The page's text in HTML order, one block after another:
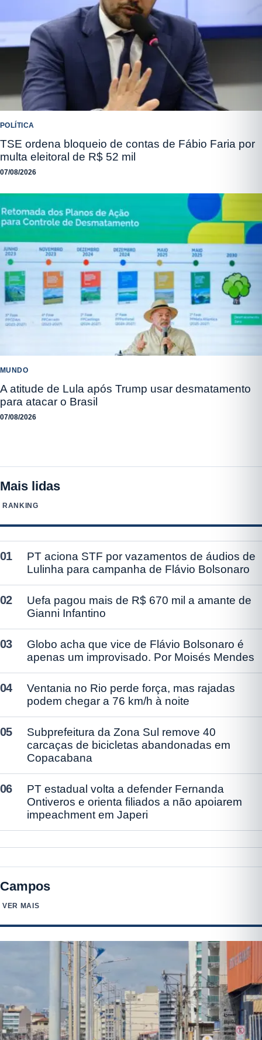
POLÍTICA
TSE ordena bloqueio de contas de Fábio Faria por
multa eleitoral de R$ 52 mil
07/08/2026
MUNDO
A atitude de Lula após Trump usar desmatamento
para atacar o Brasil
07/08/2026
Mais lidas
RANKING
01
PT aciona STF por vazamentos de áudios de
Lulinha para campanha de Flávio Bolsonaro
02
Uefa pagou mais de R$ 670 mil a amante de
Gianni Infantino
03
Globo acha que vice de Flávio Bolsonaro é
apenas um improvisado. Por Moisés Mendes
04
Ventania no Rio perde força, mas rajadas
podem chegar a 76 km/h à noite
05
Subprefeitura da Zona Sul remove 40
carcaças de bicicletas abandonadas em
Copacabana
06
PT estadual volta a defender Fernanda
Ontiveros e orienta filiados a não apoiarem
impeachment em Japeri
Campos
VER MAIS